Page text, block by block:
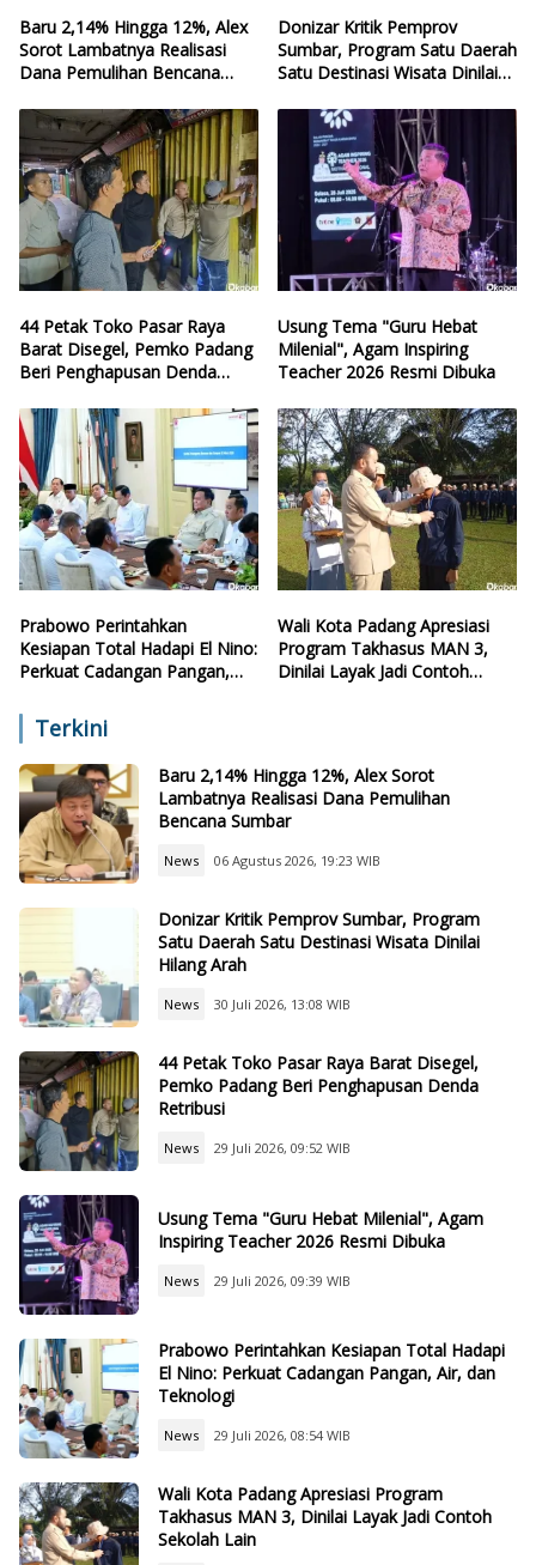
Baru 2,14% Hingga 12%, Alex
Sorot Lambatnya Realisasi
Dana Pemulihan Bencana
Donizar Kritik Pemprov
Sumbar, Program Satu Daerah
Satu Destinasi Wisata Dinilai
44 Petak Toko Pasar Raya
Barat Disegel, Pemko Padang
Beri Penghapusan Denda
Usung Tema "Guru Hebat
Milenial", Agam Inspiring
Teacher 2026 Resmi Dibuka
Prabowo Perintahkan
Kesiapan Total Hadapi El Nino:
Perkuat Cadangan Pangan,
Wali Kota Padang Apresiasi
Program Takhasus MAN 3,
Dinilai Layak Jadi Contoh
Terkini
Baru 2,14% Hingga 12%, Alex Sorot
Lambatnya Realisasi Dana Pemulihan
Bencana Sumbar
News 06 Agustus 2026, 19:23 WIB
Donizar Kritik Pemprov Sumbar, Program
Satu Daerah Satu Destinasi Wisata Dinilai
Hilang Arah
News 30 Juli 2026, 13:08 WIB
44 Petak Toko Pasar Raya Barat Disegel,
Pemko Padang Beri Penghapusan Denda
Retribusi
News 29 Juli 2026, 09:52 WIB
Usung Tema "Guru Hebat Milenial", Agam
Inspiring Teacher 2026 Resmi Dibuka
News 29 Juli 2026, 09:39 WIB
Prabowo Perintahkan Kesiapan Total Hadapi
El Nino: Perkuat Cadangan Pangan, Air, dan
Teknologi
News 29 Juli 2026, 08:54 WIB
Wali Kota Padang Apresiasi Program
Takhasus MAN 3, Dinilai Layak Jadi Contoh
Sekolah Lain